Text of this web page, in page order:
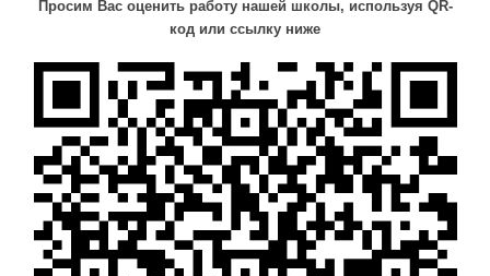
Просим Вас оценить работу нашей школы, используя QR-
код или ссылку ниже